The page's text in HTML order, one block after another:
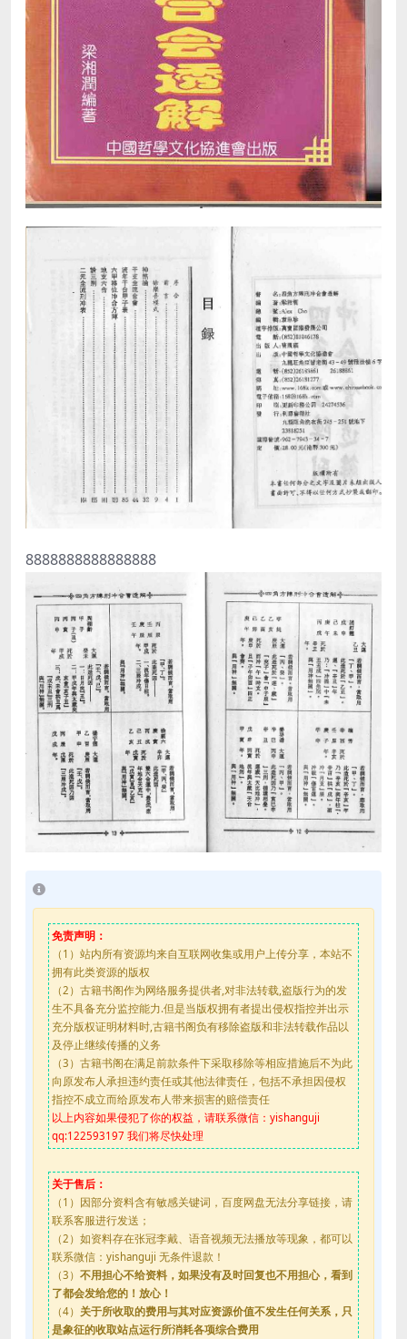
8888888888888888
免责声明：
（1）站内所有资源均来自互联网收集或用户上传分享，本站不
拥有此类资源的版权
（2）古籍书阁作为网络服务提供者,对非法转载,盗版行为的发
生不具备充分监控能力.但是当版权拥有者提出侵权指控并出示
充分版权证明材料时,古籍书阁负有移除盗版和非法转载作品以
及停止继续传播的义务
（3）古籍书阁在满足前款条件下采取移除等相应措施后不为此
向原发布人承担违约责任或其他法律责任，包括不承担因侵权
指控不成立而给原发布人带来损害的赔偿责任
以上内容如果侵犯了你的权益，请联系微信：yishanguji
qq:122593197 我们将尽快处理
关于售后：
（1）因部分资料含有敏感关键词，百度网盘无法分享链接，请
联系客服进行发送；
（2）如资料存在张冠李戴、语音视频无法播放等现象，都可以
联系微信：yishanguji 无条件退款！
（3） 不用担心不给资料，如果没有及时回复也不用担心，看到
了都会发给您的！放心！
（4） 关于所收取的费用与其对应资源价值不发生任何关系，只
是象征的收取站点运行所消耗各项综合费用